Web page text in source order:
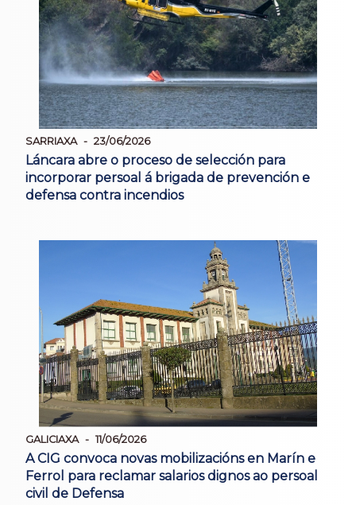
SARRIAXA 23/06/2026
Láncara abre o proceso de selección para
incorporar persoal á brigada de prevención e
defensa contra incendios
GALICIAXA 11/06/2026
A CIG convoca novas mobilizacións en Marín e
Ferrol para reclamar salarios dignos ao persoal
civil de Defensa